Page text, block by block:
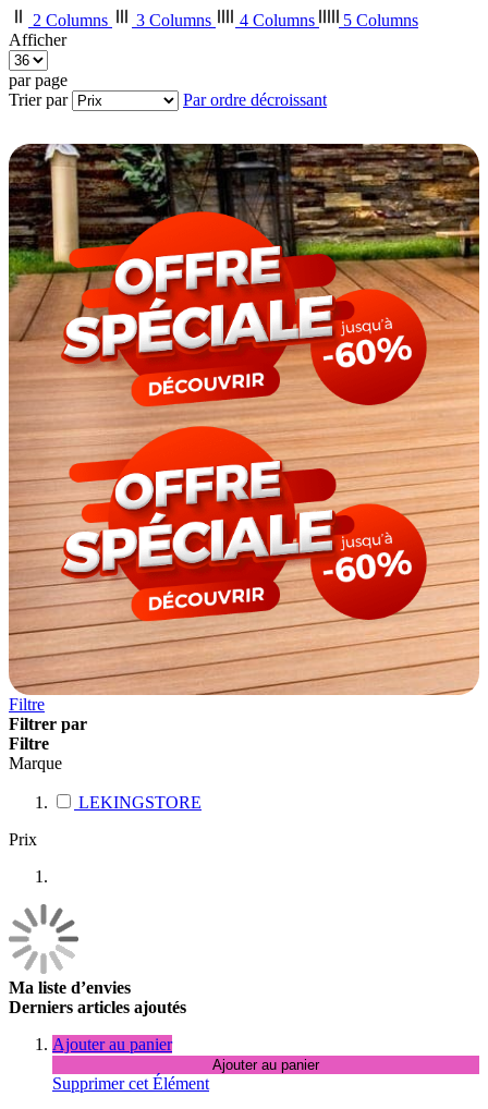
2 Columns 3 Columns 4 Columns
5 Columns
Afficher
par page
Trier par
Par ordre décroissant
Filtre
Filtrer par
Filtre
Marque
LEKINGSTORE
Prix
Ma liste d’envies
Derniers articles ajoutés
Ajouter au panier
Ajouter au panier
Supprimer cet Élément